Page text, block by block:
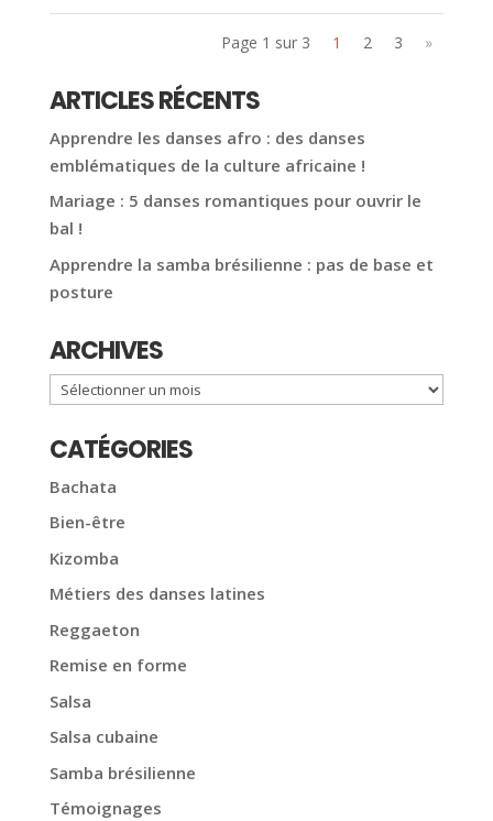
Page 1 sur 3 1 2 3 »
ARTICLES RÉCENTS
Apprendre les danses afro : des danses
emblématiques de la culture africaine !
Mariage : 5 danses romantiques pour ouvrir le
bal !
Apprendre la samba brésilienne : pas de base et
posture
ARCHIVES
Archives
CATÉGORIES
Bachata
Bien-être
Kizomba
Métiers des danses latines
Reggaeton
Remise en forme
Salsa
Salsa cubaine
Samba brésilienne
Témoignages